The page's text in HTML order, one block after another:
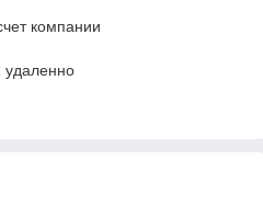
компании
удаленно